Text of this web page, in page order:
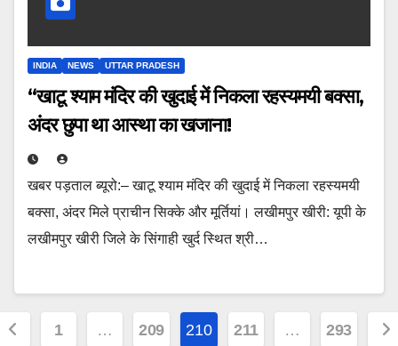
INDIA NEWS UTTAR PRADESH
“खाटू श्याम मंदिर की खुदाई में निकला रहस्यमयी बक्सा,
अंदर छुपा था आस्था का खजाना!
खबर पड़ताल ब्यूरो:– खाटू श्याम मंदिर की खुदाई में निकला रहस्यमयी
बक्सा, अंदर मिले प्राचीन सिक्के और मूर्तियां। लखीमपुर खीरी: यूपी के
लखीमपुर खीरी जिले के सिंगाही खुर्द स्थित श्री…
1 … 209 210 211 … 293